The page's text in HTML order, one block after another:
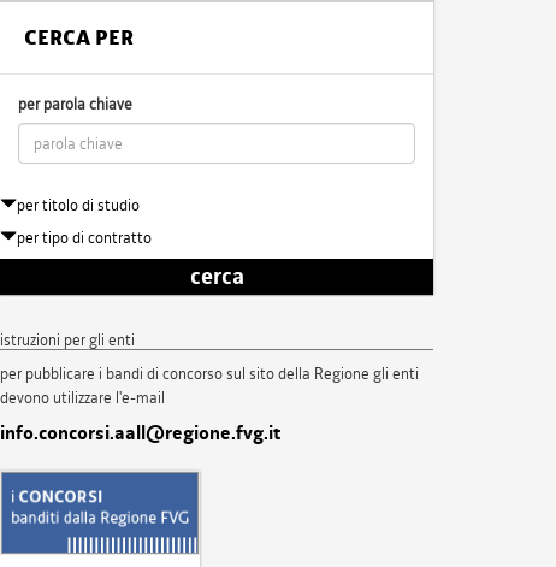
CERCA PER
per parola chiave
per titolo di studio
per tipo di contratto
cerca
istruzioni per gli enti
per pubblicare i bandi di concorso sul sito della Regione gli enti
devono utilizzare l'e-mail
info.concorsi.aall@regione.fvg.it